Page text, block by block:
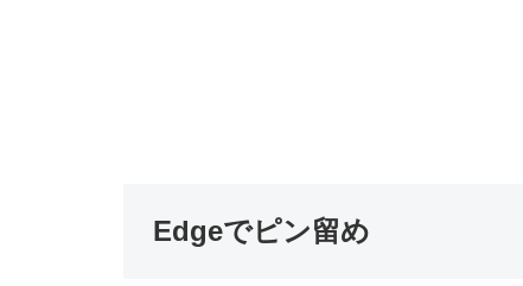
Edgeでピン留め